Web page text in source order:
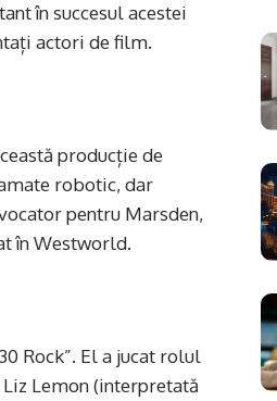
în succesul acestei
actori de film.
producție de
robotic, dar
pentru Marsden,
în Westworld.
Rock”. El a jucat rolul
Lemon (interpretată